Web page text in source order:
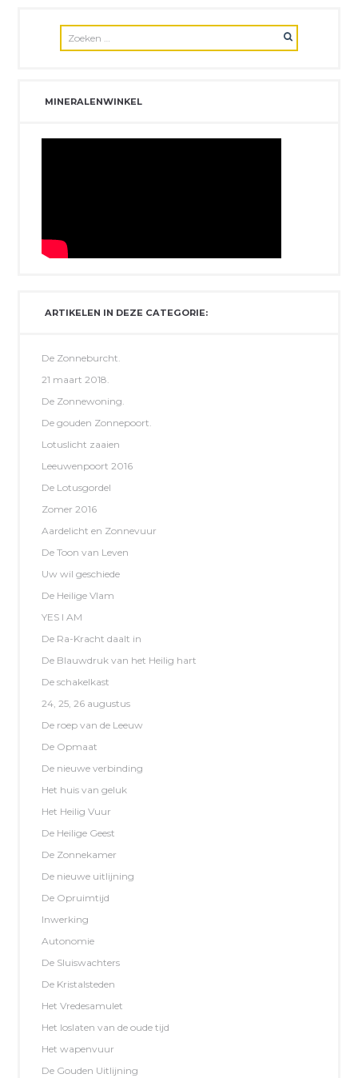
MINERALENWINKEL
ARTIKELEN IN DEZE CATEGORIE:
De Zonneburcht.
21 maart 2018.
De Zonnewoning.
De gouden Zonnepoort.
Lotuslicht zaaien
Leeuwenpoort 2016
De Lotusgordel
Zomer 2016
Aardelicht en Zonnevuur
De Toon van Leven
Uw wil geschiede
De Heilige Vlam
YES I AM
De Ra-Kracht daalt in
De Blauwdruk van het Heilig hart
De schakelkast
24, 25, 26 augustus
De roep van de Leeuw
De Opmaat
De nieuwe verbinding
Het huis van geluk
Het Heilig Vuur
De Heilige Geest
De Zonnekamer
De nieuwe uitlijning
De Opruimtijd
Inwerking
Autonomie
De Sluiswachters
De Kristalsteden
Het Vredesamulet
Het loslaten van de oude tijd
Het wapenvuur
De Gouden Uitlijning